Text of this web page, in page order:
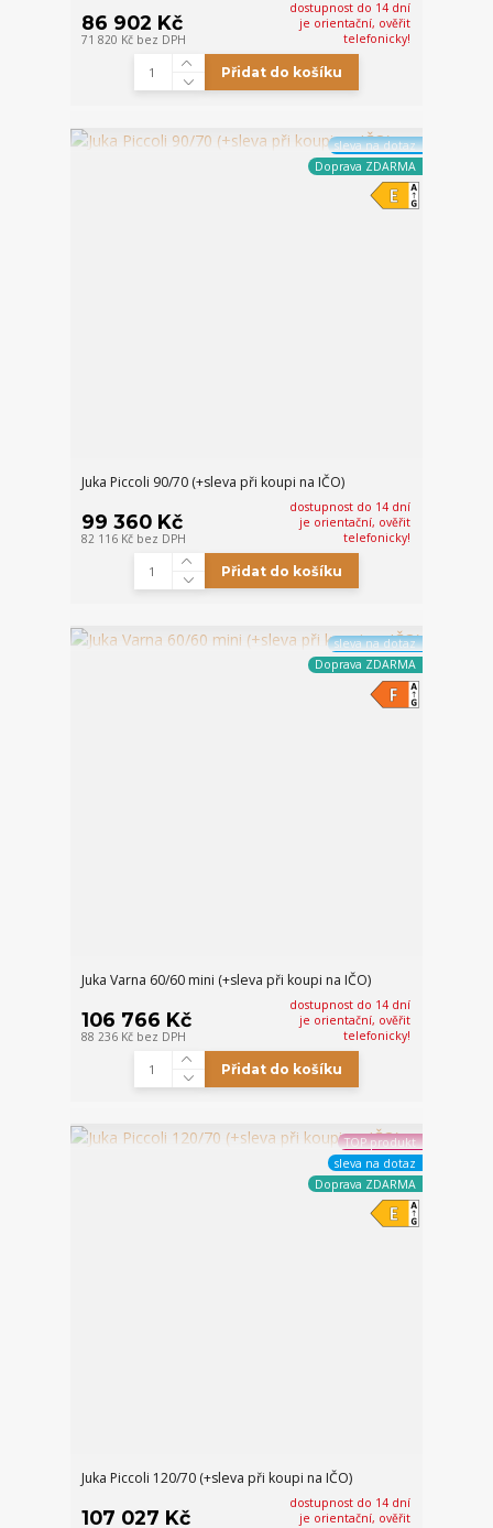
86 902 Kč
71 820 Kč bez DPH
dostupnost do 14 dní
je orientační, ověřit
telefonicky!
Přidat do košíku
sleva na dotaz
Doprava ZDARMA
Juka Piccoli 90/70 (+sleva při koupi na IČO)
99 360 Kč
82 116 Kč bez DPH
dostupnost do 14 dní
je orientační, ověřit
telefonicky!
Přidat do košíku
sleva na dotaz
Doprava ZDARMA
Juka Varna 60/60 mini (+sleva při koupi na IČO)
106 766 Kč
88 236 Kč bez DPH
dostupnost do 14 dní
je orientační, ověřit
telefonicky!
Přidat do košíku
TOP produkt
sleva na dotaz
Doprava ZDARMA
Juka Piccoli 120/70 (+sleva při koupi na IČO)
107 027 Kč
dostupnost do 14 dní
je orientační, ověřit